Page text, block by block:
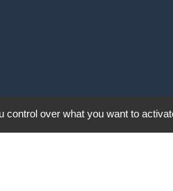
control over what you want to